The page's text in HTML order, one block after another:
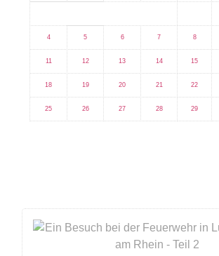
4 5 6 7 8
11 12 13 14 15
18 19 20 21 22
25 26 27 28 29